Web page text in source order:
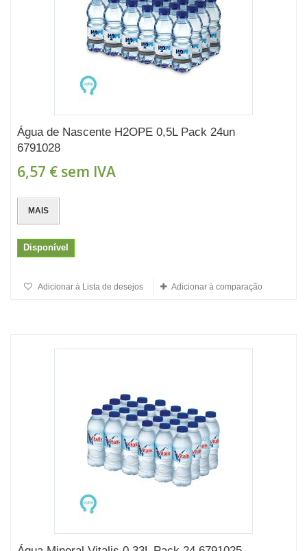
Água de Nascente H2OPE 0,5L Pack 24un
6791028
6,57 € sem IVA
MAIS
Disponível
Adicionar à Lista de desejos Adicionar à comparação